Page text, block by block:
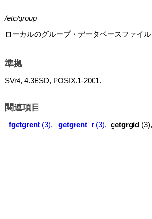
/etc/group
ローカルのグループ・データベースファイル
準拠
SVr4, 4.3BSD, POSIX.1-2001.
関連項目
fgetgrent (3), getgrent_r (3), getgrgid (3),